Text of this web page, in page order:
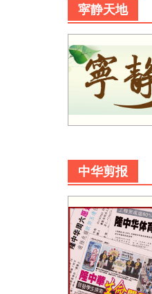
寜静天地
中华剪报